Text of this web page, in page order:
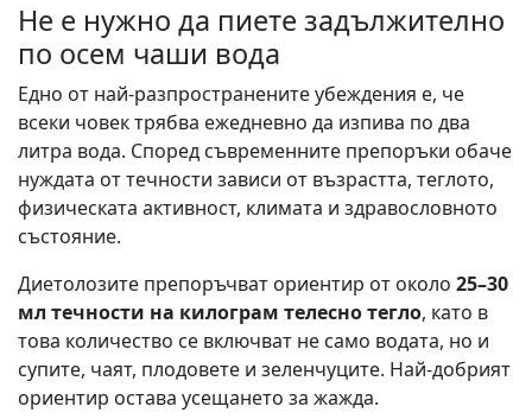
Не е нужно да пиете задължително
по осем чаши вода
Едно от най-разпространените убеждения е, че
всеки човек трябва ежедневно да изпива по два
литра вода. Според съвременните препоръки обаче
нуждата от течности зависи от възрастта, теглото,
физическата активност, климата и здравословното
състояние.
Диетолозите препоръчват ориентир от около 25–30
мл течности на килограм телесно тегло, като в
това количество се включват не само водата, но и
супите, чаят, плодовете и зеленчуците. Най-добрият
ориентир остава усещането за жажда.